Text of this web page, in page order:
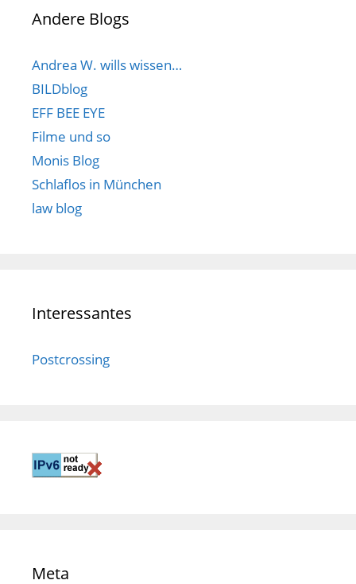
Andere Blogs
Andrea W. wills wissen…
BILDblog
EFF BEE EYE
Filme und so
Monis Blog
Schlaflos in München
law blog
Interessantes
Postcrossing
Meta